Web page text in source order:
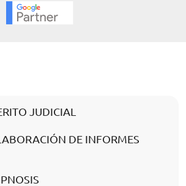
JUDICIAL
DE INFORMES